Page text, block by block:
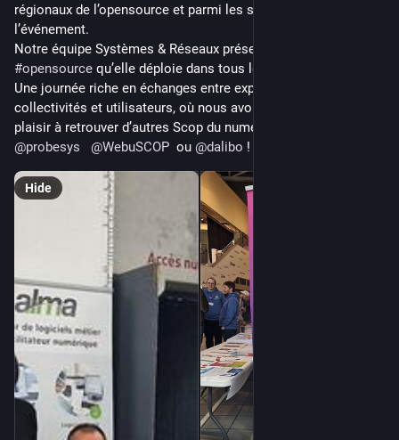
régionaux de l’opensource et parmi les sponsors de
l’événement.
#opensource qu’elle déploie dans tous les domaines.
Une journée riche en échanges entre experts, prestataires,
collectivités et utilisateurs, où nous avons également eu
@probesys @WebuSCOP
  ou
@dalibo !
Hide